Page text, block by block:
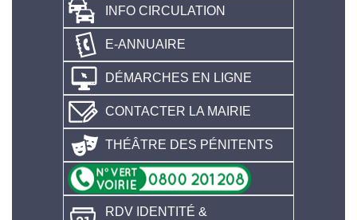
INFO CIRCULATION
E-ANNUAIRE
DÉMARCHES EN LIGNE
CONTACTER LA MAIRIE
THÉÂTRE DES PÉNITENTS
RDV IDENTITÉ &